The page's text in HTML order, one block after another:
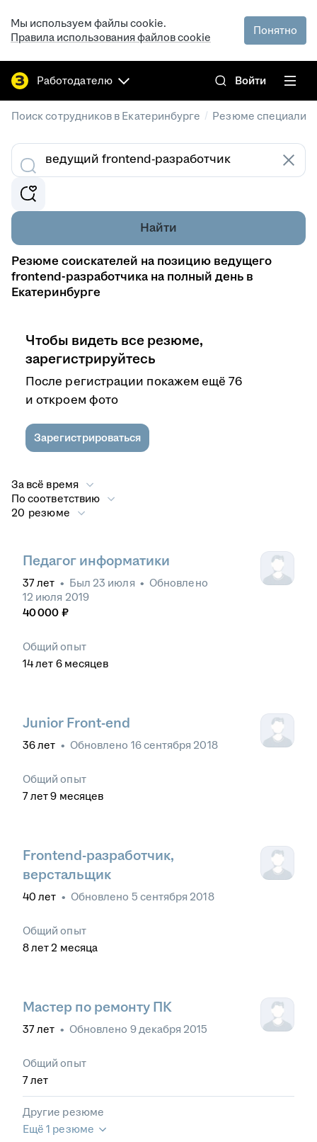
Мы используем файлы cookie.
Правила использования файлов cookie
Понятно
Работодателю Войти
Поиск сотрудников в Екатеринбурге / Резюме
Найти
Резюме соискателей на позицию ведущего
frontend-разработчика на полный день в
Екатеринбурге
Чтобы видеть все резюме,
зарегистрируйтесь
После регистрации покажем ещё 76
и откроем фото
Зарегистрироваться
За всё время
По соответствию
20 резюме
Педагог информатики
37лет • Был 23 июля • Обновлено
12 июля 2019
40 000 ₽
Общий опыт
14лет 6 месяцев
Junior Front-end
36лет • Обновлено 16 сентября 2018
Общий опыт
7лет 9 месяцев
Frontend-разработчик,
верстальщик
40 лет • Обновлено 5 сентября 2018
Общий опыт
8лет 2 месяца
Мастер по ремонту ПК
37лет • Обновлено 9 декабря 2015
Общий опыт
7лет
Другие резюме
Ещё 1 резюме